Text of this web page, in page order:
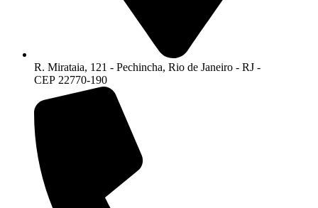
R. Mirataia, 121 - Pechincha, Rio de Janeiro - RJ -
CEP 22770-190